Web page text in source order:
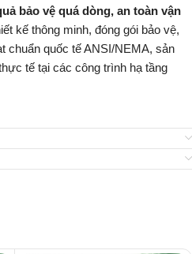
bảo vệ quá dòng, an toàn vận
kế thông minh, đóng gói bảo vệ,
chuẩn quốc tế ANSI/NEMA, sản
tế tại các công trình hạ tầng